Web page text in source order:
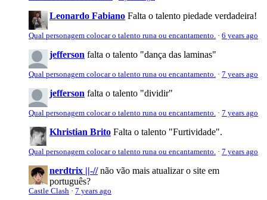
Leonardo Fabiano Falta o talento piedade verdadeira!
Qual personagem colocar o talento runa ou encantamento. · 6 years ago
jefferson falta o talento "dança das laminas"
Qual personagem colocar o talento runa ou encantamento. · 7 years ago
jefferson falta o talento "dividir"
Qual personagem colocar o talento runa ou encantamento. · 7 years ago
Khristian Brito Falta o talento "Furtividade".
Qual personagem colocar o talento runa ou encantamento. · 7 years ago
nerdtrix ||-// não vão mais atualizar o site em
português?
Castle Clash · 7 years ago